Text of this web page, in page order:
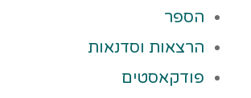
הספר
הרצאות וסדנאות
פודקאסטים